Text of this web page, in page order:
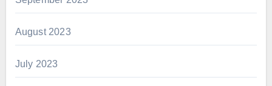
August 2023
July 2023